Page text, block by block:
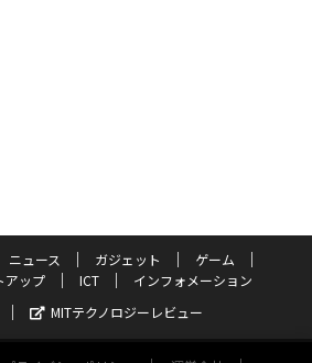
ニュース ガジェット
ゲーム
アップ ICT
インフォメーション
MITテクノロジーレビュー